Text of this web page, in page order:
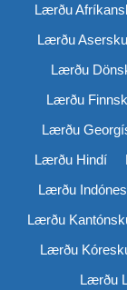
Lærðu
Lærðu Asersku
Lærðu
Lærðu
Lærðu
Lærðu Hindí
Lærðu
Lærðu
Lærðu
Lærðu